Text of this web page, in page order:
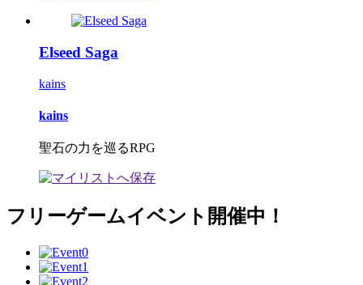
Elseed Saga
kains
kains
聖石の力を巡るRPG
フリーゲームイベント開催中！